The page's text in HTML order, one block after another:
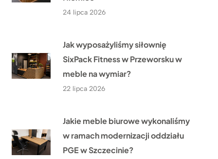
24 lipca 2026
Jak wyposażyliśmy siłownię
SixPack Fitness w Przeworsku w
meble na wymiar?
22 lipca 2026
Jakie meble biurowe wykonaliśmy
w ramach modernizacji oddziału
PGE w Szczecinie?